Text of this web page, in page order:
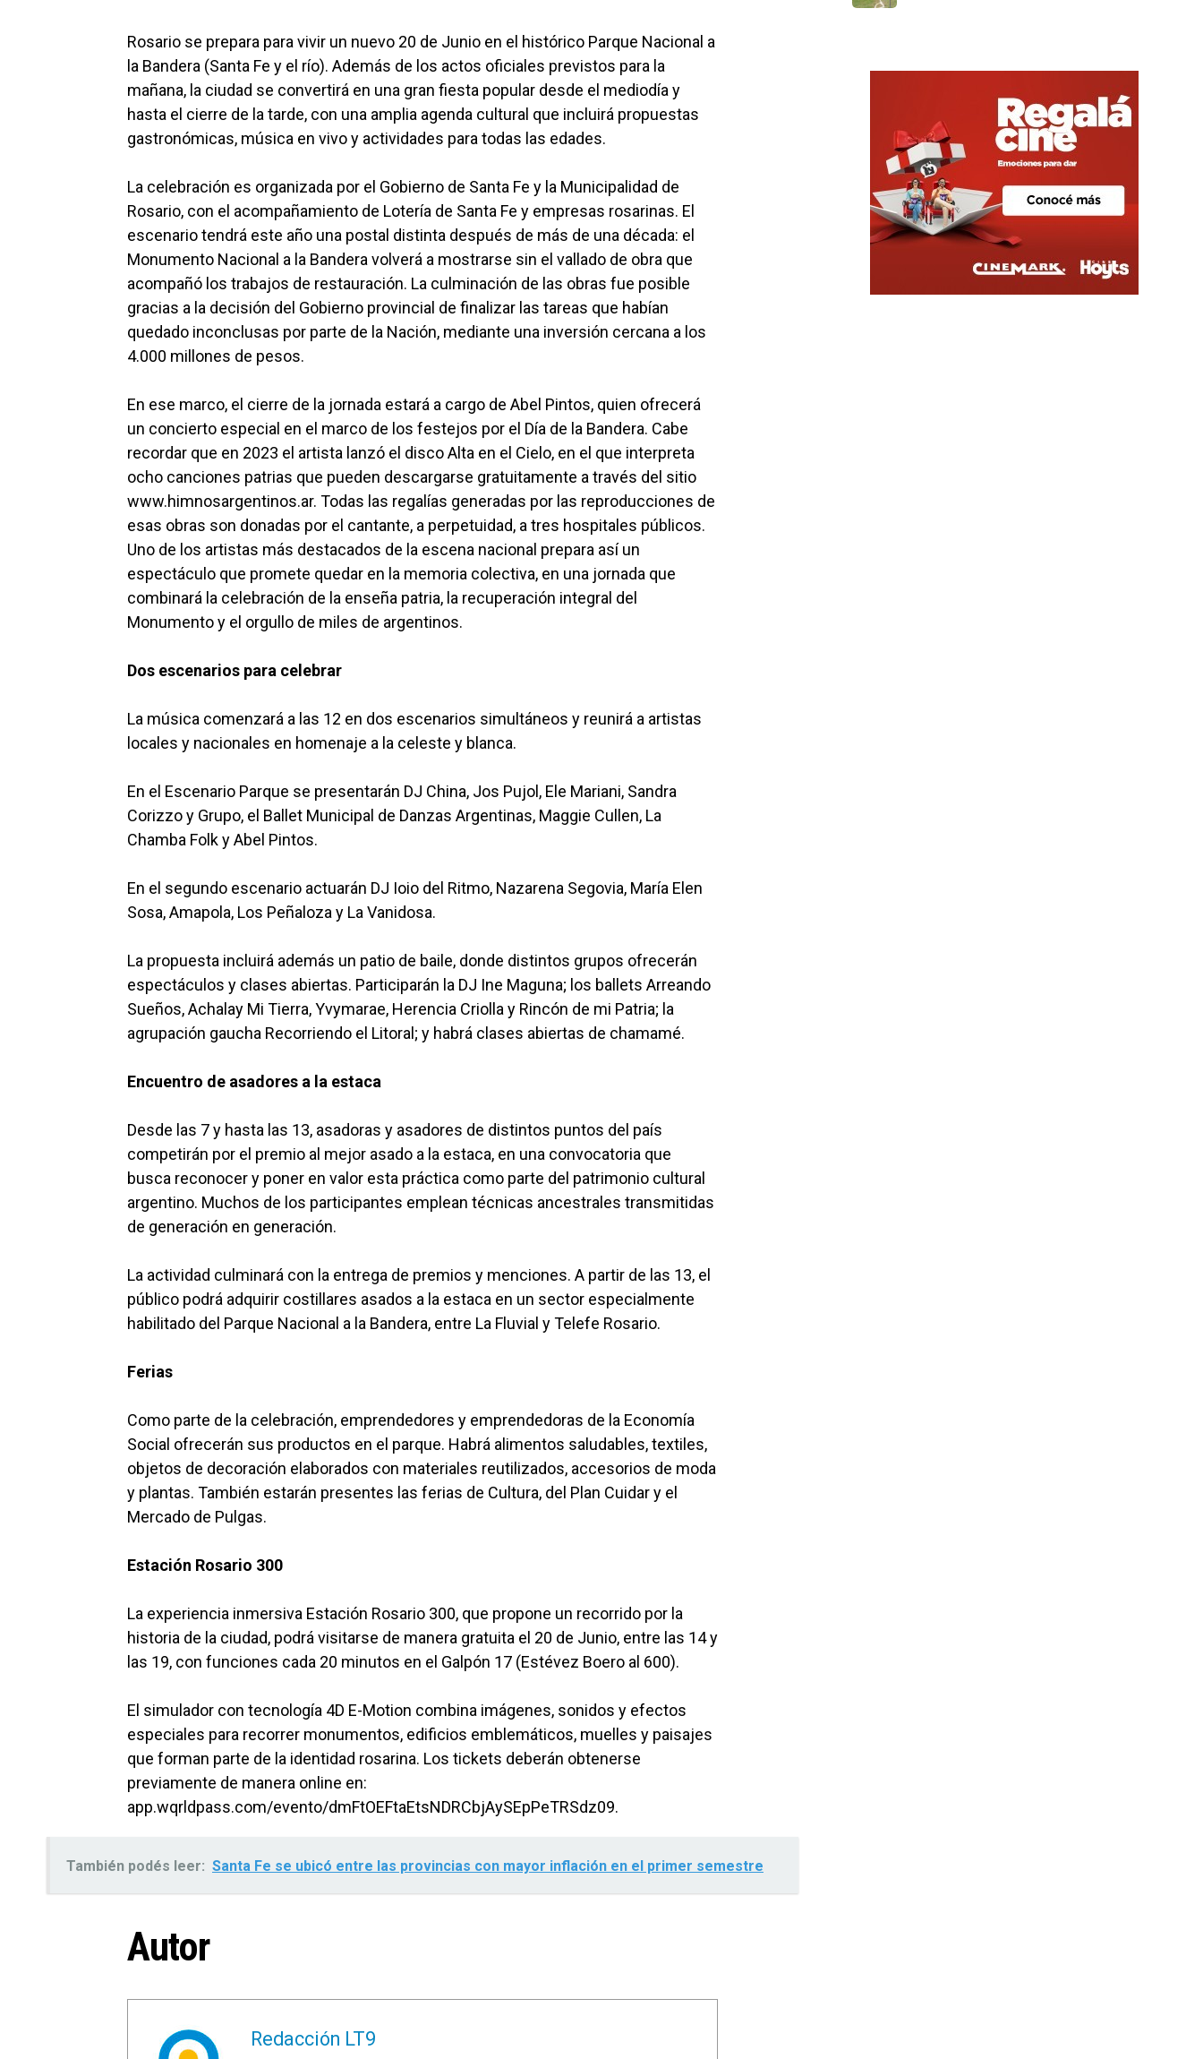
Rosario se prepara para vivir un nuevo 20 de Junio en el histórico Parque Nacional a
la Bandera (Santa Fe y el río). Además de los actos oficiales previstos para la
mañana, la ciudad se convertirá en una gran fiesta popular desde el mediodía y
hasta el cierre de la tarde, con una amplia agenda cultural que incluirá propuestas
gastronómicas, música en vivo y actividades para todas las edades.
La celebración es organizada por el Gobierno de Santa Fe y la Municipalidad de
Rosario, con el acompañamiento de Lotería de Santa Fe y empresas rosarinas. El
escenario tendrá este año una postal distinta después de más de una década: el
Monumento Nacional a la Bandera volverá a mostrarse sin el vallado de obra que
acompañó los trabajos de restauración. La culminación de las obras fue posible
gracias a la decisión del Gobierno provincial de finalizar las tareas que habían
quedado inconclusas por parte de la Nación, mediante una inversión cercana a los
4.000 millones de pesos.
En ese marco, el cierre de la jornada estará a cargo de Abel Pintos, quien ofrecerá
un concierto especial en el marco de los festejos por el Día de la Bandera. Cabe
recordar que en 2023 el artista lanzó el disco Alta en el Cielo, en el que interpreta
ocho canciones patrias que pueden descargarse gratuitamente a través del sitio
www.himnosargentinos.ar. Todas las regalías generadas por las reproducciones de
esas obras son donadas por el cantante, a perpetuidad, a tres hospitales públicos.
Uno de los artistas más destacados de la escena nacional prepara así un
espectáculo que promete quedar en la memoria colectiva, en una jornada que
combinará la celebración de la enseña patria, la recuperación integral del
Monumento y el orgullo de miles de argentinos.
Dos escenarios para celebrar
La música comenzará a las 12 en dos escenarios simultáneos y reunirá a artistas
locales y nacionales en homenaje a la celeste y blanca.
En el Escenario Parque se presentarán DJ China, Jos Pujol, Ele Mariani, Sandra
Corizzo y Grupo, el Ballet Municipal de Danzas Argentinas, Maggie Cullen, La
Chamba Folk y Abel Pintos.
En el segundo escenario actuarán DJ Ioio del Ritmo, Nazarena Segovia, María Elen
Sosa, Amapola, Los Peñaloza y La Vanidosa.
La propuesta incluirá además un patio de baile, donde distintos grupos ofrecerán
espectáculos y clases abiertas. Participarán la DJ Ine Maguna; los ballets Arreando
Sueños, Achalay Mi Tierra, Yvymarae, Herencia Criolla y Rincón de mi Patria; la
agrupación gaucha Recorriendo el Litoral; y habrá clases abiertas de chamamé.
Encuentro de asadores a la estaca
Desde las 7 y hasta las 13, asadoras y asadores de distintos puntos del país
competirán por el premio al mejor asado a la estaca, en una convocatoria que
busca reconocer y poner en valor esta práctica como parte del patrimonio cultural
argentino. Muchos de los participantes emplean técnicas ancestrales transmitidas
de generación en generación.
La actividad culminará con la entrega de premios y menciones. A partir de las 13, el
público podrá adquirir costillares asados a la estaca en un sector especialmente
habilitado del Parque Nacional a la Bandera, entre La Fluvial y Telefe Rosario.
Ferias
Como parte de la celebración, emprendedores y emprendedoras de la Economía
Social ofrecerán sus productos en el parque. Habrá alimentos saludables, textiles,
objetos de decoración elaborados con materiales reutilizados, accesorios de moda
y plantas. También estarán presentes las ferias de Cultura, del Plan Cuidar y el
Mercado de Pulgas.
Estación Rosario 300
La experiencia inmersiva Estación Rosario 300, que propone un recorrido por la
historia de la ciudad, podrá visitarse de manera gratuita el 20 de Junio, entre las 14 y
las 19, con funciones cada 20 minutos en el Galpón 17 (Estévez Boero al 600).
El simulador con tecnología 4D E-Motion combina imágenes, sonidos y efectos
especiales para recorrer monumentos, edificios emblemáticos, muelles y paisajes
que forman parte de la identidad rosarina. Los tickets deberán obtenerse
previamente de manera online en:
app.wqrldpass.com/evento/dmFtOEFtaEtsNDRCbjAySEpPeTRSdz09.
También podés leer: Santa Fe se ubicó entre las provincias con mayor inflación en el primer semestre
Autor
Redacción LT9